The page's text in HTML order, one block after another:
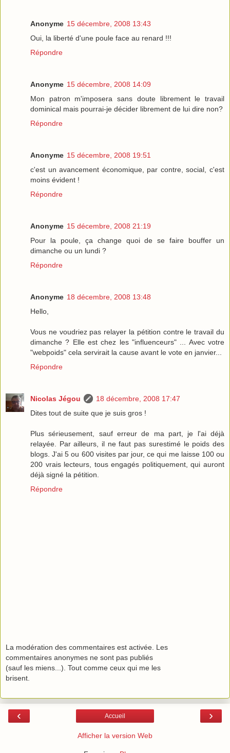
Anonyme 15 décembre, 2008 13:43
Oui, la liberté d'une poule face au renard !!!
Répondre
Anonyme 15 décembre, 2008 14:09
Mon patron m'imposera sans doute librement le travail
dominical mais pourrai-je décider librement de lui dire non?
Répondre
Anonyme 15 décembre, 2008 19:51
c'est un avancement économique, par contre, social, c'est
moins évident !
Répondre
Anonyme 15 décembre, 2008 21:19
Pour la poule, ça change quoi de se faire bouffer un
dimanche ou un lundi ?
Répondre
Anonyme 18 décembre, 2008 13:48
Hello,
Vous ne voudriez pas relayer la pétition contre le travail du
dimanche ? Elle est chez les "influenceurs" ... Avec votre
"webpoids" cela servirait la cause avant le vote en janvier...
Répondre
Nicolas Jégou
18 décembre, 2008 17:47
Dites tout de suite que je suis gros !
Plus sérieusement, sauf erreur de ma part, je l'ai déjà
relayée. Par ailleurs, il ne faut pas surestimé le poids des
blogs. J'ai 5 ou 600 visites par jour, ce qui me laisse 100 ou
200 vrais lecteurs, tous engagés politiquement, qui auront
déjà signé la pétition.
Répondre
La modération des commentaires est activée. Les
commentaires anonymes ne sont pas publiés
(sauf les miens...). Tout comme ceux qui me les
brisent.
‹ ›
Accueil
Afficher la version Web